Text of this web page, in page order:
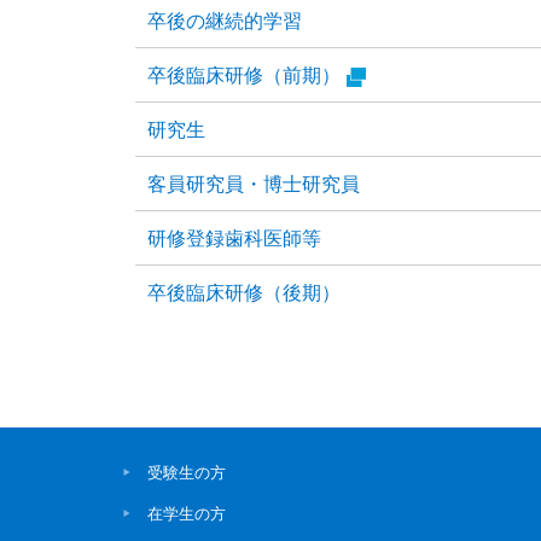
卒後の継続的学習
卒後臨床研修（前期）
研究生
客員研究員・博士研究員
研修登録歯科医師等
卒後臨床研修（後期）
受験生の方
在学生の方